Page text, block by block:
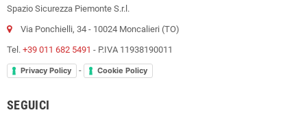
Spazio Sicurezza Piemonte S.r.l.
Via Ponchielli, 34 - 10024 Moncalieri (TO)
Tel. +39 011 682 5491 - P.IVA 11938190011
Privacy Policy - Cookie Policy
SEGUICI